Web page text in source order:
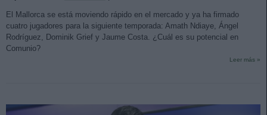
El Mallorca se está moviendo rápido en el mercado y ya ha firmado
cuatro jugadores para la siguiente temporada: Amath Ndiaye, Ángel
Rodríguez, Dominik Grief y Jaume Costa. ¿Cuál es su potencial en
Comunio?
Leer más »